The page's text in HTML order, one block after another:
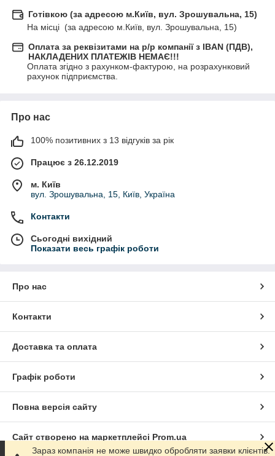
Готівкою (за адресою м.Київ, вул. Зрошувальна, 15)
На місці  (за адресою м.Київ, вул. Зрошувальна, 15)
Оплата за реквізитами на р/р компанії з IBAN (ПДВ),
НАКЛАДЕНИХ ПЛАТЕЖІВ НЕМАЄ!!!
Оплата згідно з рахунком-фактурою, на розрахунковий
рахунок підприємства.
Про нас
100% позитивних з 13 відгуків за рік
Працює з 26.12.2019
м. Київ
вул. Зрошувальна, 15, Київ, Україна
Контакти
Сьогодні вихідний
Показати весь графік роботи
Про нас
Контакти
Доставка та оплата
Графік роботи
Повна версія сайту
Сайт створено на маркетплейсі Prom.ua
Зараз компанія не може швидко обробляти заявки клієнтів.